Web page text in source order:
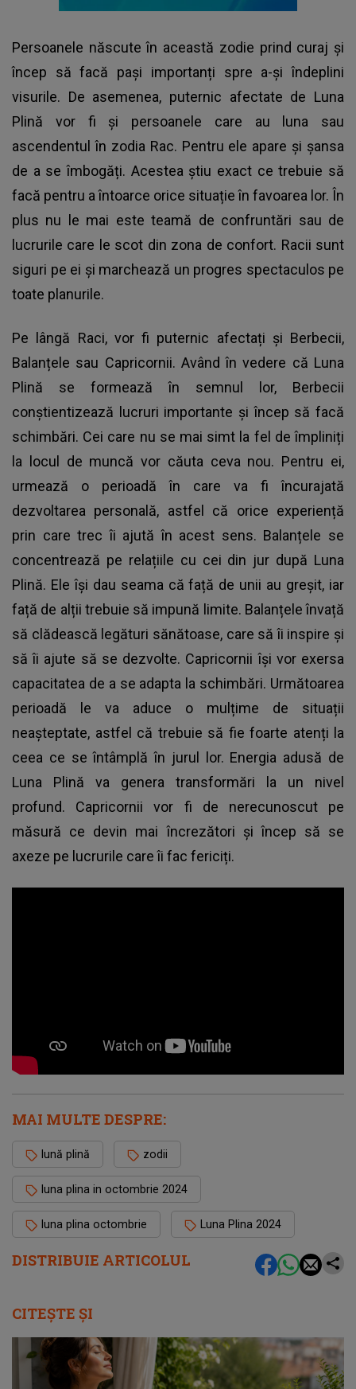
DISTRIBUIE ARTICOLUL
Persoanele născute în această zodie prind curaj și
încep să facă pași importanți spre a-și îndeplini
visurile. De asemenea, puternic afectate de Luna
Plină vor fi și persoanele care au luna sau
ascendentul în zodia Rac. Pentru ele apare și șansa
de a se îmbogăți. Acestea știu exact ce trebuie să
facă pentru a întoarce orice situație în favoarea lor. În
plus nu le mai este teamă de confruntări sau de
lucrurile care le scot din zona de confort. Racii sunt
siguri pe ei și marchează un progres spectaculos pe
toate planurile.
Pe lângă Raci, vor fi puternic afectați și Berbecii,
Balanțele sau Capricornii. Având în vedere că Luna
Plină se formează în semnul lor, Berbecii
conștientizează lucruri importante și încep să facă
schimbări. Cei care nu se mai simt la fel de împliniți
la locul de muncă vor căuta ceva nou. Pentru ei,
urmează o perioadă în care va fi încurajată
dezvoltarea personală, astfel că orice experiență
prin care trec îi ajută în acest sens. Balanțele se
concentrează pe relațiile cu cei din jur după Luna
Plină. Ele își dau seama că față de unii au greșit, iar
față de alții trebuie să impună limite. Balanțele învață
să clădească legături sănătoase, care să îi inspire și
să îi ajute să se dezvolte. Capricornii își vor exersa
capacitatea de a se adapta la schimbări. Următoarea
perioadă le va aduce o mulțime de situații
neașteptate, astfel că trebuie să fie foarte atenți la
ceea ce se întâmplă în jurul lor. Energia adusă de
Luna Plină va genera transformări la un nivel
profund. Capricornii vor fi de nerecunoscut pe
măsură ce devin mai încrezători și încep să se
axeze pe lucrurile care îi fac fericiți.
MAI MULTE DESPRE:
lună plină zodii
luna plina in octombrie 2024
luna plina octombrie Luna Plina 2024
CITEȘTE ȘI